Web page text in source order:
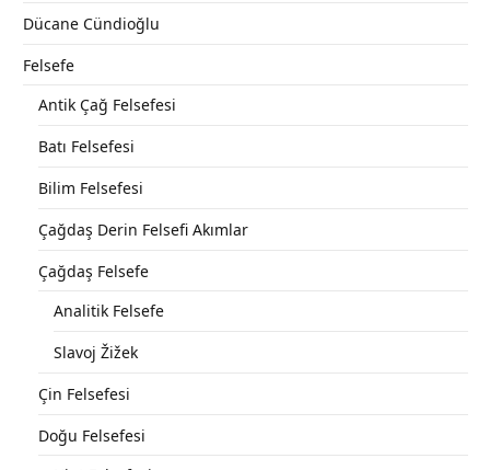
Dücane Cündioğlu
Felsefe
Antik Çağ Felsefesi
Batı Felsefesi
Bilim Felsefesi
Çağdaş Derin Felsefi Akımlar
Çağdaş Felsefe
Analitik Felsefe
Slavoj Žižek
Çin Felsefesi
Doğu Felsefesi